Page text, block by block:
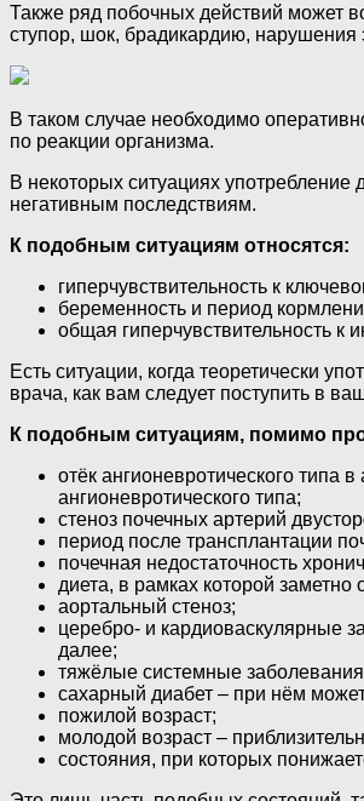
Также ряд побочных действий может
ступор, шок, брадикардию, нарушения
В таком случае необходимо
по реакции организма.
В некоторых ситуациях употребление
негативным последствиям.
К подобным ситуациям относятся:
гиперчувствительность к
беременность и период
общая гиперчувствительность к
Есть ситуации, когда теоретически
врача, как вам следует поступить в
К подобным ситуациям, помимо
отёк ангионевротического
ангионевротического типа;
стеноз почечных артерий
период после трансплантации
почечная недостаточность
диета, в рамках которой заметно
аортальный стеноз;
церебро- и кардиоваскулярные
далее;
тяжёлые системные заболевания
сахарный диабет – при нём
пожилой возраст;
молодой возраст –
состояния, при которых